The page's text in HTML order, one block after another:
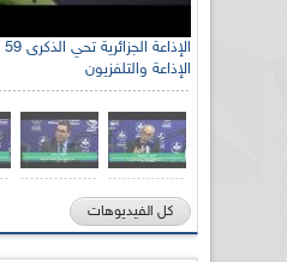
الإذاعة والتلفزيون
كل الفيديوهات